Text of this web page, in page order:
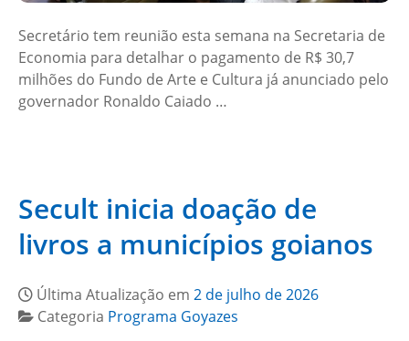
Secretário tem reunião esta semana na Secretaria de
Economia para detalhar o pagamento de R$ 30,7
milhões do Fundo de Arte e Cultura já anunciado pelo
governador Ronaldo Caiado …
Secult inicia doação de
livros a municípios goianos
Última Atualização em 2 de julho de 2026
Categoria Programa Goyazes